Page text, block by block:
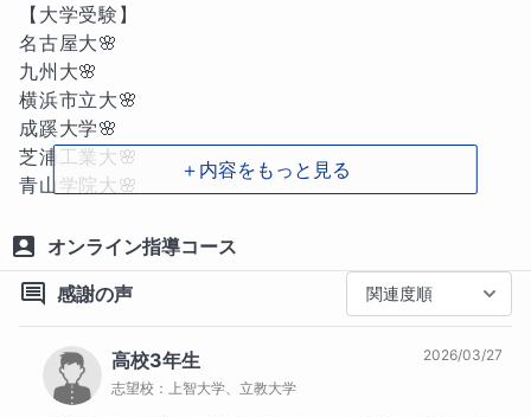
また、演習では一見シンプルながら奥深い基礎問題を
厳選。単に公式を使わせるのではなく、「この場面で
はなぜこの考え方が有効か」「図や言葉でどう整理で
きるか」と問いかけ、思考の筋力を鍛えていきます。
そして最後に、定期的な振り返りで「自分が今週でき
積み上げていきます。この一貫した流れにより、計算
力だけでなく、読解力・論理力・説明力までもが養わ
れ、入試の記述式問題にも対応できる真の基礎力が身
につきます。
✅ 他の講師とは一線を画す5つの強み
【大学受験】
名古屋大🌸
九州大🌸
横浜市立大🌸
成蹊大学🌸
芝浦工業大🌸
青山学院大🌸
武蔵野大🌸
日本女子大🌸
西南学院大🌸
【高校受験】
公立高校🌸
＋内容をもっと見る
オンライン指導コース
感謝の声
関連度順
高校3年生
志望校： 上智大学、立教大学
2026/03/27